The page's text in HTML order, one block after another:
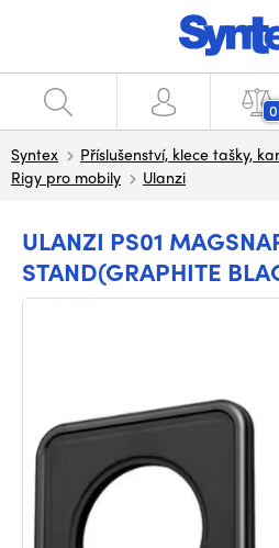
0
Syntex Příslušenství, klece tašky,
Rigy pro mobily
Ulanzi
ULANZI PS01
STAND(GRAPHITE